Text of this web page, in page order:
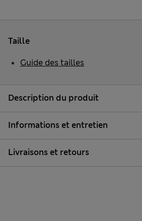
Description du produit
Informations et entretien
Livraisons et retours
Taille
Guide des tailles